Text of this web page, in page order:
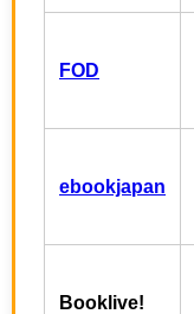
FOD
ebookjapan
Booklive!